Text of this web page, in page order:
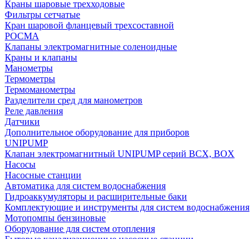
Краны шаровые трехходовые
Фильтры сетчатые
Кран шаровой фланцевый трехсоставной
РОСМА
Клапаны электромагнитные соленоидные
Краны и клапаны
Манометры
Термометры
Термоманометры
Разделители сред для манометров
Реле давления
Датчики
Дополнительное оборудование для приборов
UNIPUMP
Клапан электромагнитный UNIPUMP серий BCX, BOX
Насосы
Насосные станции
Автоматика для систем водоснабжения
Гидроаккумуляторы и расширительные баки
Комплектующие и инструменты для систем водоснабжения
Мотопомпы бензиновые
Оборудование для систем отопления